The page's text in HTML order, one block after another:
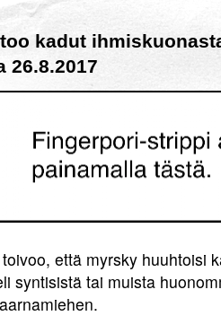
kadut
26.8.2017
että myrsky huuhtoisi
syntisistä tai muista